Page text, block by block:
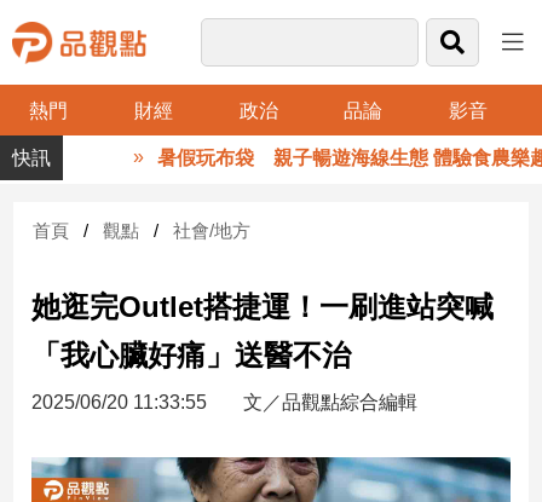
熱門 財經 政治 品論 影音
品
觀
財
台
財
新
產
暑假玩布袋 親子暢遊海線生態 體驗食農樂趣
首頁 觀點 社會/地方
她逛完Outlet搭捷運！一刷進站突喊
「我心臟好痛」送醫不治
2025/06/20 11:33:55 文／品觀點綜合編輯